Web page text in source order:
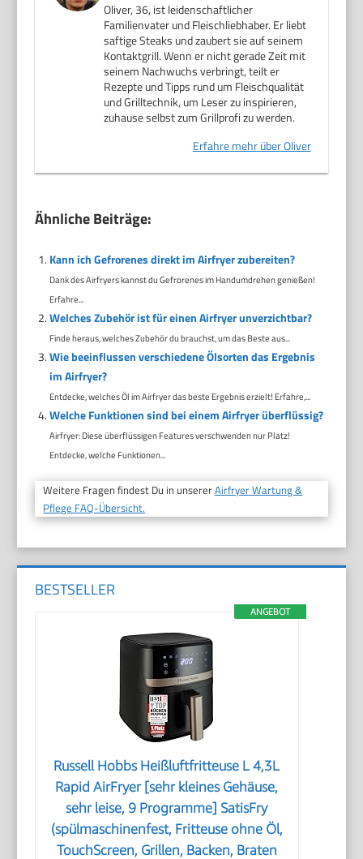
Oliver, 36, ist leidenschaftlicher
Familienvater und Fleischliebhaber. Er liebt
saftige Steaks und zaubert sie auf seinem
Kontaktgrill. Wenn er nicht gerade Zeit mit
seinem Nachwuchs verbringt, teilt er
Rezepte und Tipps rund um Fleischqualität
und Grilltechnik, um Leser zu inspirieren,
zuhause selbst zum Grillprofi zu werden.
Erfahre mehr über Oliver
Ähnliche Beiträge:
Kann ich Gefrorenes direkt im Airfryer zubereiten?
Dank des Airfryers kannst du Gefrorenes im Handumdrehen genießen!
Erfahre...
Welches Zubehör ist für einen Airfryer unverzichtbar?
Finde heraus, welches Zubehör du brauchst, um das Beste aus...
Wie beeinflussen verschiedene Ölsorten das Ergebnis
im Airfryer?
Entdecke, welches Öl im Airfryer das beste Ergebnis erzielt! Erfahre,...
Welche Funktionen sind bei einem Airfryer überflüssig?
Airfryer: Diese überflüssigen Features verschwenden nur Platz!
Entdecke, welche Funktionen...
Weitere Fragen findest Du in unsererAirfryer Wartung &
Pflege FAQ-Übersicht.
BESTSELLER
ANGEBOT
Russell Hobbs Heißluftfritteuse L 4,3L
Rapid AirFryer [sehr kleines Gehäuse,
sehr leise, 9 Programme] SatisFry
(spülmaschinenfest, Fritteuse ohne Öl,
TouchScreen, Grillen, Backen, Braten